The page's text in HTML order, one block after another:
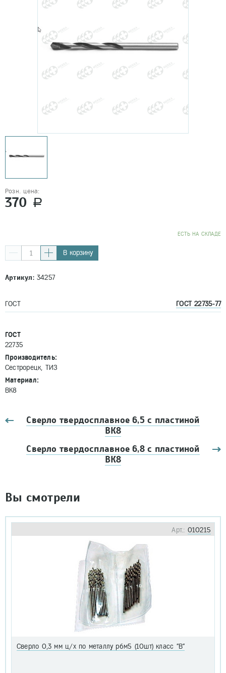
Розн. цена:
370 a
EСТЬ НА СКЛАДЕ
В корзину
Артикул:34257
ГОСТ ГОСТ 22735-77
ГОСТ
22735
Производитель:
Сестрорецк, ТИЗ
Материал:
ВК8
Сверло твердосплавное 6,5 с пластиной
ВК8
Сверло твердосплавное 6,8 с пластиной
ВК8
Вы смотрели
Арт.: 010215
Сверло 0,3 мм ц/х по металлу р6м5 (10шт) класс "В"